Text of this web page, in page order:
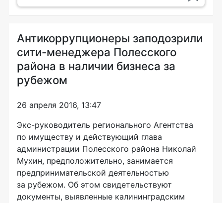
Антикоррупционеры заподозрили
сити-менеджера Полесского
района в наличии бизнеса за
рубежом
26 апреля 2016, 13:47
Экс-руководитель регионального Агентства
по имуществу и действующий глава
администрации Полесского района Николай
Мухин, предположительно, занимается
предпринимательской деятельностью
за рубежом. Об этом свидетельствуют
документы, выявленные калининградским